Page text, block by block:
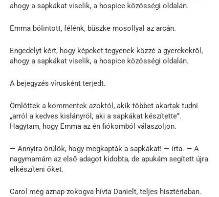
ahogy a sapkákat viselik, a hospice közösségi oldalán.
Emma bólintott, félénk, büszke mosollyal az arcán.
Engedélyt kért, hogy képeket tegyenek közzé a gyerekekről,
ahogy a sapkákat viselik, a hospice közösségi oldalán.
A bejegyzés vírusként terjedt.
Ömlöttek a kommentek azoktól, akik többet akartak tudni
„arról a kedves kislányról, aki a sapkákat készítette”.
Hagytam, hogy Emma az én fiókomból válaszoljon.
— Annyira örülök, hogy megkapták a sapkákat! — írta. — A
nagymamám az első adagot kidobta, de apukám segített újra
elkészíteni őket.
Carol még aznap zokogva hívta Danielt, teljes hisztériában.